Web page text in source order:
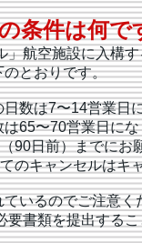
条件は何で
」航空施設に入構
とおりです。
数は7〜14営業日
65〜70営業日に
90日前）までにお
キャンセルはキ
いるのでご注意
要書類を提出する